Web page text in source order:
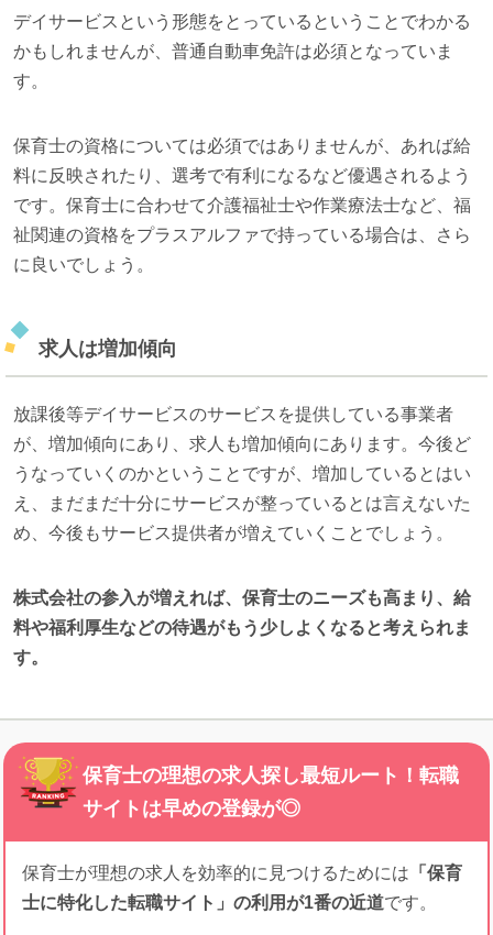
デイサービスという形態をとっているということでわかる
かもしれませんが、普通自動車免許は必須となっていま
す。
保育士の資格については必須ではありませんが、あれば給
料に反映されたり、選考で有利になるなど優遇されるよう
です。保育士に合わせて介護福祉士や作業療法士など、福
祉関連の資格をプラスアルファで持っている場合は、さら
に良いでしょう。
求人は増加傾向
放課後等デイサービスのサービスを提供している事業者
が、増加傾向にあり、求人も増加傾向にあります。今後ど
うなっていくのかということですが、増加しているとはい
え、まだまだ十分にサービスが整っているとは言えないた
め、今後もサービス提供者が増えていくことでしょう。
株式会社の参入が増えれば、保育士のニーズも高まり、給
料や福利厚生などの待遇がもう少しよくなると考えられま
す。
保育士の理想の求人探し最短ルート！転職
サイトは早めの登録が◎
保育士が理想の求人を効率的に見つけるためには 「保育
士に特化した転職サイト」の利用が1番の近道です。